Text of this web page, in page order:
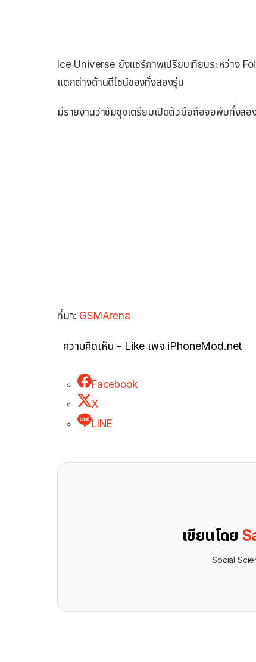
Ice Universe ยังแชร์ภาพเปรียบเทียบระหว่าง
แตกต่างด้านดีไซน์ของทั้งสองรุ่น
มีรายงานว่าซัมซุงเตรียมเปิดตัวมือถือจอพับทั้งส
ที่มา: GSMArena
ความคิดเห็น - Like เพจ iPhoneMod.net
Facebook
X
LINE
เขียนโดย
Social